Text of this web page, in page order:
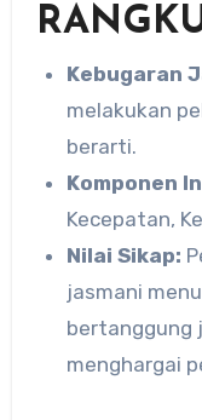
Kebugaran
melakukan
berarti.
Komponen
Kecepatan,
Nilai Sikap:
jasmani
bertanggung
menghargai